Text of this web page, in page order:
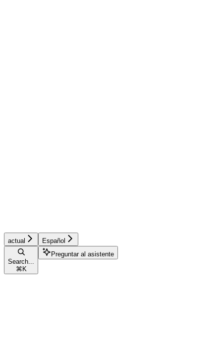
actual Español
Search...
⌘ K
Preguntar al asistente